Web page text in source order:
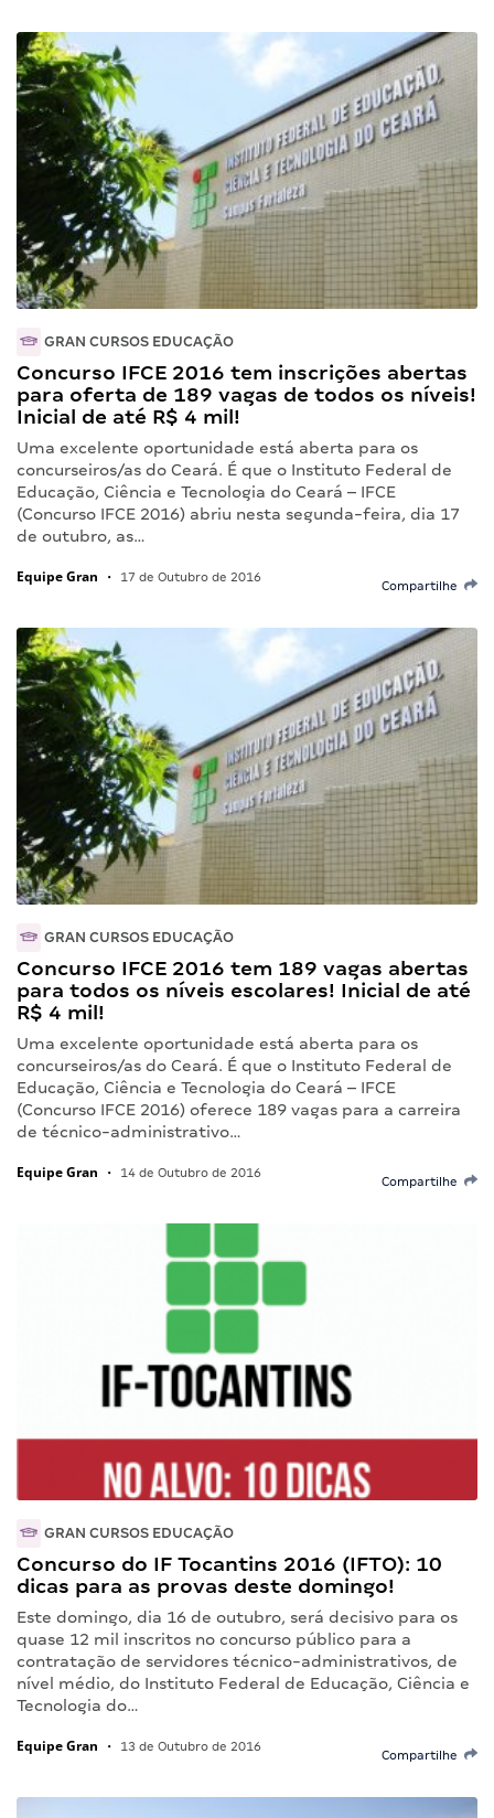
GRAN CURSOS EDUCAÇÃO
Concurso IFCE 2016 tem inscrições abertas
para oferta de 189 vagas de todos os níveis!
Inicial de até R$ 4 mil!
Uma excelente oportunidade está aberta para os
concurseiros/as do Ceará. É que o Instituto Federal de
Educação, Ciência e Tecnologia do Ceará – IFCE
(Concurso IFCE 2016) abriu nesta segunda-feira, dia 17
de outubro, as…
Equipe Gran • 17 de Outubro de 2016
Compartilhe
GRAN CURSOS EDUCAÇÃO
Concurso IFCE 2016 tem 189 vagas abertas
para todos os níveis escolares! Inicial de até
R$ 4 mil!
Uma excelente oportunidade está aberta para os
concurseiros/as do Ceará. É que o Instituto Federal de
Educação, Ciência e Tecnologia do Ceará – IFCE
(Concurso IFCE 2016) oferece 189 vagas para a carreira
de técnico-administrativo…
Equipe Gran • 14 de Outubro de 2016
Compartilhe
GRAN CURSOS EDUCAÇÃO
Concurso do IF Tocantins 2016 (IFTO): 10
dicas para as provas deste domingo!
Este domingo, dia 16 de outubro, será decisivo para os
quase 12 mil inscritos no concurso público para a
contratação de servidores técnico-administrativos, de
nível médio, do Instituto Federal de Educação, Ciência e
Tecnologia do…
Equipe Gran • 13 de Outubro de 2016
Compartilhe